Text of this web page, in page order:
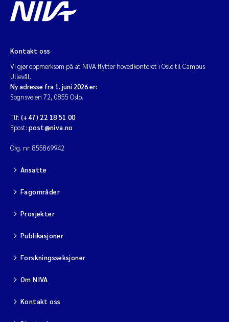
Solrun Figenschau Skjellum
Anders Ruus
Diya Chakravorty
Marc Anglès d'Auriac
Anders Gjørwad Hagen
Saskia Trubbach
Kontakt oss
Vi gjør oppmerksom på at NIVA flytter hovedkontoret i Oslo til Campus
Ullevål.
Ny adresse fra 1. juni 2026 er:
Sognsveien 72, 0855 Oslo.
Tlf: (+47) 22 18 51 00
Epost: post@niva.no
Org. nr: 855869942
Ansatte
Fagområder
Prosjekter
Publikasjoner
Forskningsseksjoner
Om NIVA
Kontakt oss